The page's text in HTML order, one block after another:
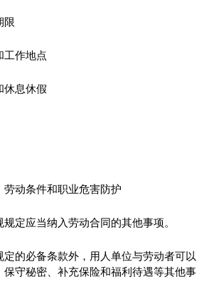
限
工作地点
休息休假
劳动条件和职业危害防护
规定应当纳入劳动合同的其他事项。
定的必备条款外，用人单位与劳动者可以
保守秘密、补充保险和福利待遇等其他事